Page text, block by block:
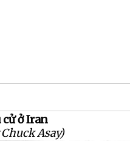
cử ở Iran
Asay)